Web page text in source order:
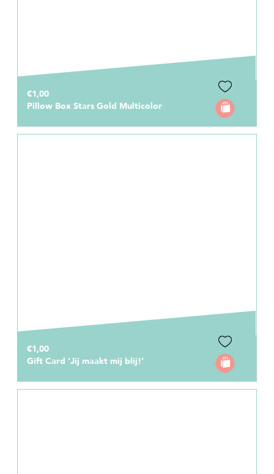
€1,00
Pillow Box Stars Gold Multicolor
€1,00
Gift Card ‘Jij maakt mij blij!’